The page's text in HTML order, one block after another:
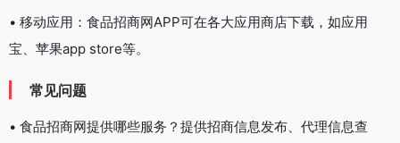
• 移动应用：食品招商网APP可在各大应用商店下载，如应用
宝、苹果app store等。
常见问题
• 食品招商网提供哪些服务？提供招商信息发布、代理信息查